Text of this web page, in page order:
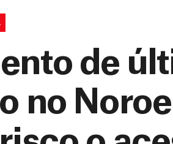
de
no